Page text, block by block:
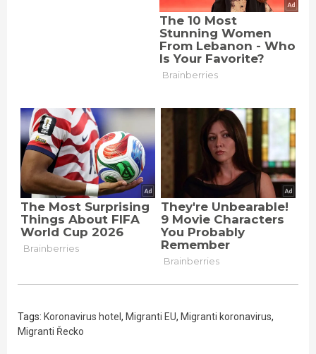
Tags: Koronavirus hotel , Migranti EU, Migranti koronavirus,
Migranti Řecko